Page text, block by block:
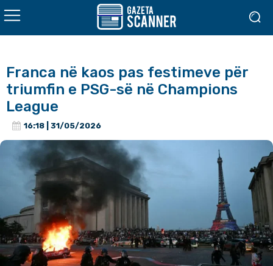
Franca në kaos pas festimeve për
triumfin e PSG-së në Champions
League
16:18 | 31/05/2026